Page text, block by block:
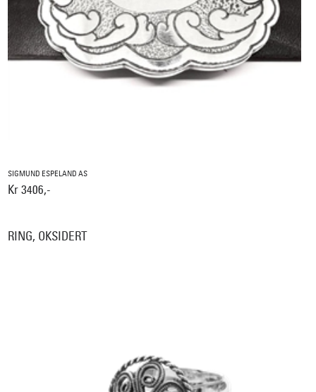
SIGMUND ESPELAND AS
Kr 3406,-
RING, OKSIDERT